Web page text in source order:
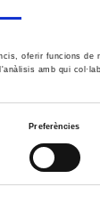
oferir funcions
amb qui
Preferències